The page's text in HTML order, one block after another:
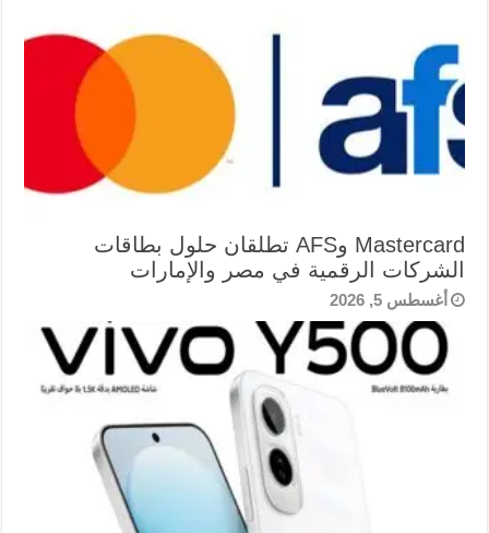
Mastercard وAFS تطلقان حلول بطاقات
الشركات الرقمية في مصر والإمارات
أغسطس 5, 2026